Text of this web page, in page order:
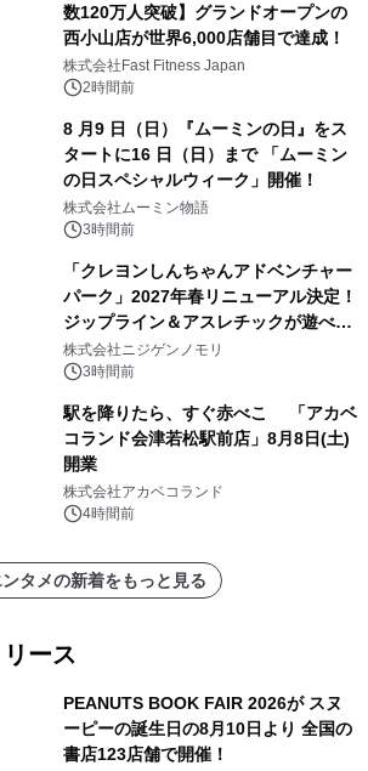
数120万人突破】グランドオープンの
西小山店が世界6,000店舗目で達成！
株式会社Fast Fitness Japan
2時間前
8 月9 日（日）『ムーミンの日』をス
タートに16 日（日）まで 「ムーミン
の日スペシャルウィーク」開催！
株式会社ムーミン物語
3時間前
「クレヨンしんちゃんアドベンチャー
パーク」2027年春リニューアル決定！
ジップライン＆アスレチックが遊べる
のは今年が最後！ 「ラスト！ドキがム
ネムネ～大作戦！」始動
株式会社ニジゲンノモリ
3時間前
駅を降りたら、すぐ赤べこ 「アカベ
コランド会津若松駅前店」8月8日(土)
開業
株式会社アカベコランド
4時間前
ンタメの新着をもっと見る
ース
PEANUTS BOOK FAIR 2026が スヌ
ーピーの誕生日の8月10日より 全国の
書店123店舗で開催！